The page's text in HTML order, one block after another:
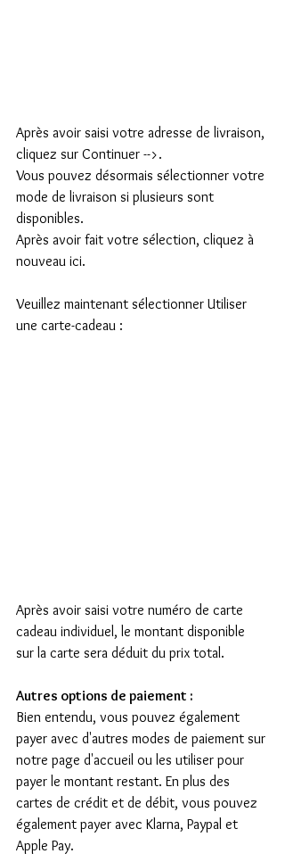
Après avoir saisi votre adresse de livraison,
cliquez sur Continuer -->.
Vous pouvez désormais sélectionner votre
mode de livraison si plusieurs sont
disponibles.
Après avoir fait votre sélection, cliquez à
nouveau ici.
Veuillez maintenant sélectionner Utiliser
une carte-cadeau :
Après avoir saisi votre numéro de carte
cadeau individuel, le montant disponible
sur la carte sera déduit du prix total.
Autres options de paiement :
Bien entendu, vous pouvez également
payer avec d'autres modes de paiement sur
notre page d'accueil ou les utiliser pour
payer le montant restant. En plus des
cartes de crédit et de débit, vous pouvez
également payer avec Klarna, Paypal et
Apple Pay.